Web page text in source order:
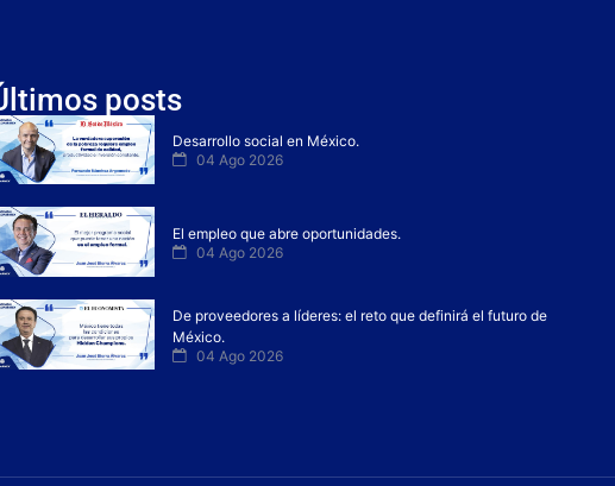
posts
Desarrollo social en México.
04 Ago 2026
El empleo que abre oportunidades.
04 Ago 2026
De proveedores a líderes: el reto que definirá el futuro de
México.
04 Ago 2026